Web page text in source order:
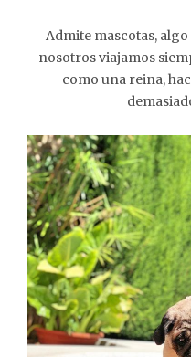
Admite mascotas,
nosotros viajamos
como una reina,